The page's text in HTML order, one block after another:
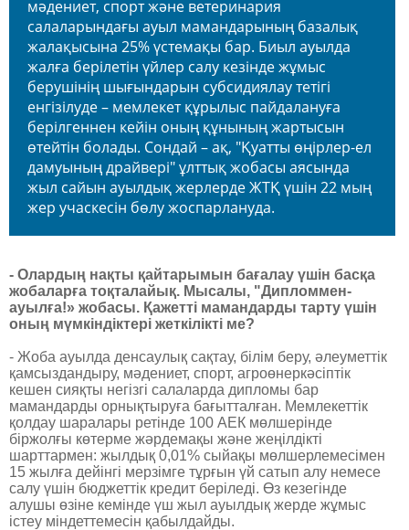
мәдениет, спорт және ветеринария
салаларындағы ауыл мамандарының базалық
жалақысына 25% үстемақы бар. Биыл ­ауылда
жалға берілетін үйлер салу кезінде жұмыс
берушінің шығындарын субсидиялау тетігі
енгізілуде – мемлекет құрылыс пайдалануға
берілгеннен кейін оның құнының жартысын
өтейтін болады. Сондай – ақ, "Қуатты өңірлер-ел
дамуының драйвері" ұлттық жобасы аясында
жыл сайын ауылдық жерлерде ЖТҚ үшін 22 мың
жер учаскесін бөлу жоспарлануда.
- Олардың нақты қайтарымын бағалау үшін басқа
жобаларға тоқталайық. Мысалы, "Дипломмен-
ауылға!» жобасы. Қажетті мамандарды тарту үшін
оның мүмкіндіктері жеткілікті ме?
- Жоба ауылда денсаулық сақтау, білім беру, әлеуметтік
қамсыздандыру, мәдениет, спорт, агроөнеркәсіптік
кешен сияқты негізгі салаларда дипломы бар
мамандарды орнықтыруға бағытталған. Мемлекеттік
қолдау шаралары ретінде 100 АЕК мөлшерінде
біржолғы көтерме жәрдемақы және жеңілдікті
шарттармен: ­жылдық 0,01% сыйақы мөлшерлемесімен
15 жылға дейінгі мерзімге тұрғын үй сатып алу немесе
салу үшін бюджеттік кредит беріледі. Өз кезегінде
алушы өзіне кемінде үш жыл ауылдық жерде жұмыс
істеу міндеттемесін қабылдайды.